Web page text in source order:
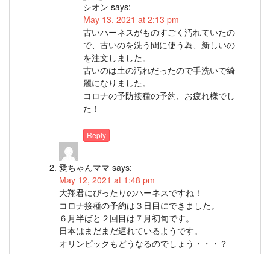
シオン says:
May 13, 2021 at 2:13 pm
古いハーネスがものすごく汚れていたの
で、古いのを洗う間に使う為、新しいの
を注文しました。
古いのは土の汚れだったので手洗いで綺
麗になりました。
コロナの予防接種の予約、お疲れ様でし
た！
Reply
愛ちゃんママ says:
May 12, 2021 at 1:48 pm
大翔君にぴったりのハーネスですね！
コロナ接種の予約は３日目にできました。
６月半ばと２回目は７月初旬です。
日本はまだまだ遅れているようです。
オリンピックもどうなるのでしょう・・・？